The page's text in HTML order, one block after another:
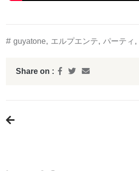
# guyatone, エルプエンテ, パーティ ,
Share on :
稿